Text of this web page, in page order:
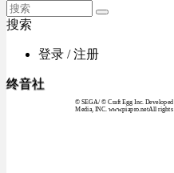
搜索
登录 / 注册
终音社
© SEGA / © Craft Egg Inc.
Media, INC. www.piapro.netAll rights